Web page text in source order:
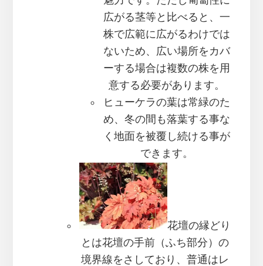
広がる茎等と比べると、一
株で広範に広がるわけでは
ないため、広い場所をカバ
ーする場合は複数の株を用
意する必要があります。
ヒューケラの葉は常緑のた
め、冬の間も落葉する事な
く地面を被覆し続ける事が
できます。
花壇の縁どり
とは花壇の手前（ふち部分）の
境界線をさしており、普通はレ